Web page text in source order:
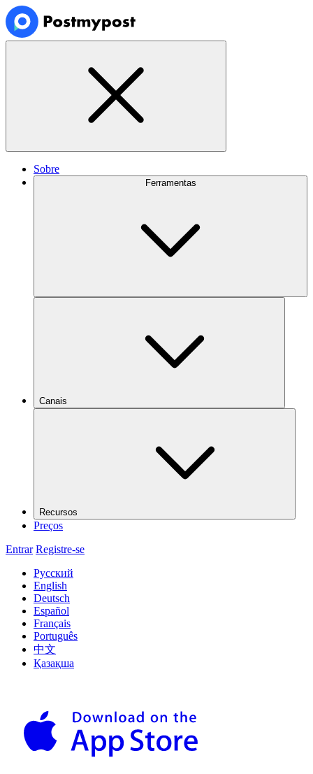
Sobre
Ferramentas
Canais
Recursos
Preços
Entrar Registre-se
Русский
English
Deutsch
Español
Français
Português
中文
Қазақша